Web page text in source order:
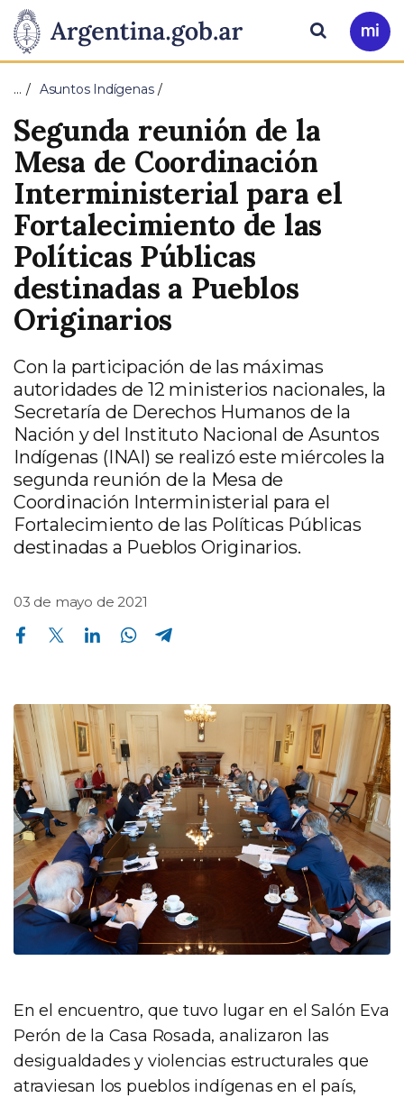
Presidencia
de
la
Nación
Pasar al contenido principal
Ir
a
Buscar
… Asuntos Indígenas
Segunda reunión de la
Mesa de Coordinación
Interministerial para el
Fortalecimiento de las
Políticas Públicas
destinadas a Pueblos
Originarios
Con la participación de las máximas
autoridades de 12 ministerios nacionales, la
Secretaría de Derechos Humanos de la
Nación y del Instituto Nacional de Asuntos
Indígenas (INAI) se realizó este miércoles la
segunda reunión de la Mesa de
Coordinación Interministerial para el
Fortalecimiento de las Políticas Públicas
destinadas a Pueblos Originarios.
03 de mayo de 2021
Compartir en Facebook Compartir en Twitter Compartir en Linkedin Compartir en Whatsapp
En el encuentro, que tuvo lugar en el Salón Eva
Perón de la Casa Rosada, analizaron las
desigualdades y violencias estructurales que
atraviesan los pueblos indígenas en el país,